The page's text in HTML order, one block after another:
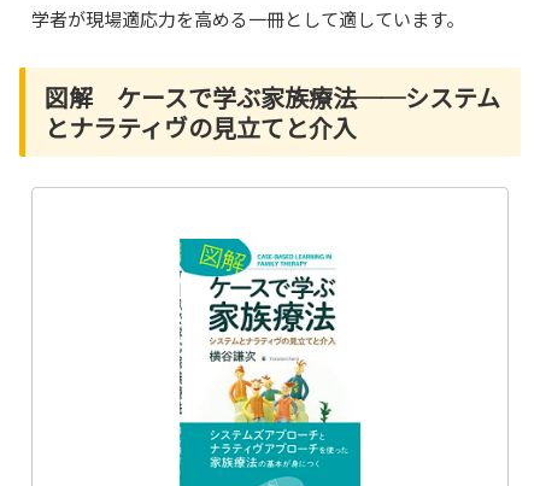
学者が現場適応力を高める一冊として適しています。
図解 ケースで学ぶ家族療法──システム
とナラティヴの見立てと介入